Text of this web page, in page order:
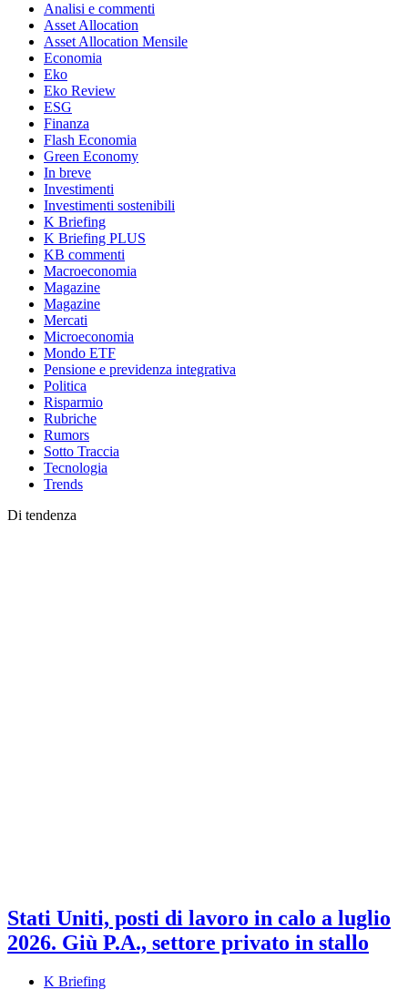
Analisi e commenti
Asset Allocation
Asset Allocation Mensile
Economia
Eko
Eko Review
ESG
Finanza
Flash Economia
Green Economy
In breve
Investimenti
Investimenti sostenibili
K Briefing
K Briefing PLUS
KB commenti
Macroeconomia
Magazine
Magazine
Mercati
Microeconomia
Mondo ETF
Pensione e previdenza integrativa
Politica
Risparmio
Rubriche
Rumors
Sotto Traccia
Tecnologia
Trends
Di tendenza
Stati Uniti, posti di lavoro in calo a luglio
2026. Giù P.A., settore privato in stallo
K Briefing